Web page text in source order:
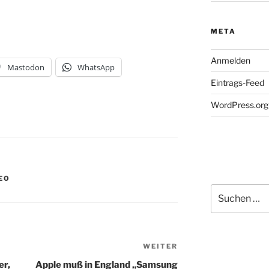
Mastodon WhatsApp
Beitrag
WEITER
Apple muß in England „Samsung
META
Anmelden
Eintrags-Feed
WordPress.org
nach: